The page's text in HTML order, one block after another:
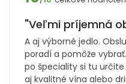
"Veľmi príjemná
A aj výborné jedlo.
poradí a pomôže
po špeciality si tu určite
aj kvalitné vína alebo